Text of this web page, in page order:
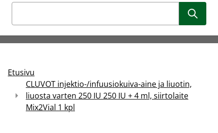
Etusivu
CLUVOT injektio-/infuusiokuiva-aine ja liuotin,
liuosta varten 250 IU 250 IU + 4 ml, siirtolaite
Mix2Vial 1 kpl